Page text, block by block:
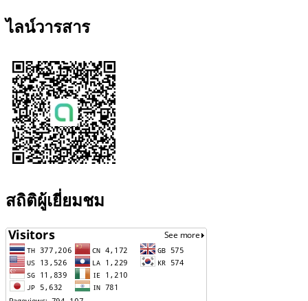
ไลน์วารสาร
สถิติผู้เยี่ยมชม